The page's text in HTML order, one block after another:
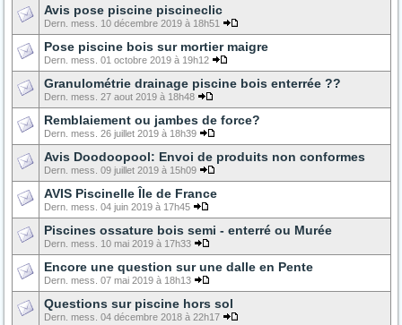
Avis pose piscine piscineclic
Dern. mess. 10 décembre 2019 à 18h51
Pose piscine bois sur mortier maigre
Dern. mess. 01 octobre 2019 à 19h12
Granulométrie drainage piscine bois enterrée ??
Dern. mess. 27 aout 2019 à 18h48
Remblaiement ou jambes de force?
Dern. mess. 26 juillet 2019 à 18h39
Avis Doodoopool: Envoi de produits non conformes
Dern. mess. 09 juillet 2019 à 15h09
AVIS Piscinelle Île de France
Dern. mess. 04 juin 2019 à 17h45
Piscines ossature bois semi - enterré ou Murée
Dern. mess. 10 mai 2019 à 17h33
Encore une question sur une dalle en Pente
Dern. mess. 07 mai 2019 à 18h13
Questions sur piscine hors sol
Dern. mess. 04 décembre 2018 à 22h17